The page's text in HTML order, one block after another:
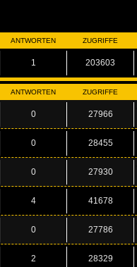
ANTWORTEN ZUGRIFFE
1 203603
ANTWORTEN ZUGRIFFE
0 27966
0 28455
0 27930
4 41678
0 27786
2 28329